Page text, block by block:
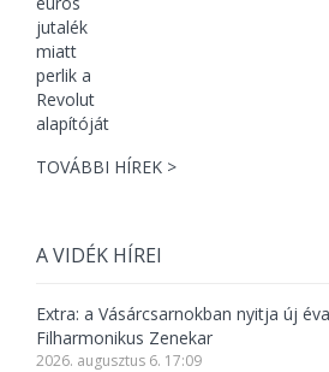
TOVÁBBI HÍREK >
A VIDÉK HÍREI
Extra: a Vásárcsarnokban nyitja új
Filharmonikus Zenekar
2026. augusztus 6. 17:09